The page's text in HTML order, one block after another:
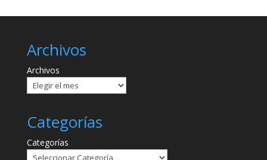
Archivos
Archivos
Categorías
Categorías